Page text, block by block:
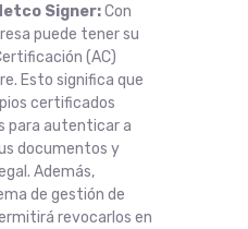
Signer:Con
puede tener su
(AC)
Esto significa que
certificados
para autenticar a
documentos y
Además,
de gestión de
revocarlos en